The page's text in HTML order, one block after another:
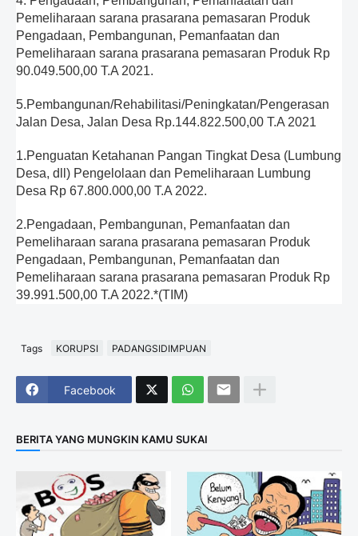
Pemeliharaan sarana prasarana pemasaran Produk
Pengadaan, Pembangunan, Pemanfaatan dan
Pemeliharaan sarana prasarana pemasaran Produk Rp
90.049.500,00 T.A 2021.
5.Pembangunan/Rehabilitasi/Peningkatan/Pengerasan
Jalan Desa, Jalan Desa Rp.144.822.500,00 T.A 2021
1.Penguatan Ketahanan Pangan Tingkat Desa (Lumbung
Desa, dll) Pengelolaan dan Pemeliharaan Lumbung
Desa Rp 67.800.000,00 T.A 2022.
2.Pengadaan, Pembangunan, Pemanfaatan dan
Pemeliharaan sarana prasarana pemasaran Produk
Pengadaan, Pembangunan, Pemanfaatan dan
Pemeliharaan sarana prasarana pemasaran Produk Rp
39.991.500,00 T.A 2022.*(TIM)
Tags KORUPSI PADANGSIDIMPUAN
Facebook
BERITA YANG MUNGKIN KAMU SUKAI